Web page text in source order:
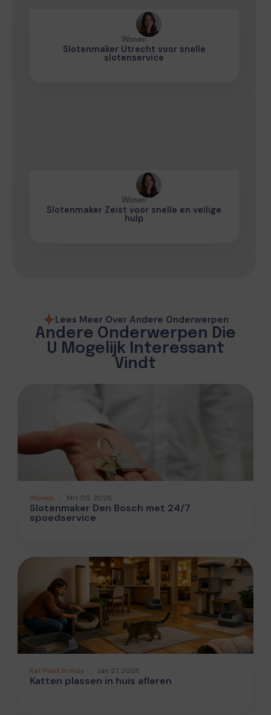
Wonen
Slotenmaker Utrecht voor snelle
slotenservice
Wonen
Slotenmaker Zeist voor snelle en veilige
hulp
Lees Meer Over Andere Onderwerpen
Andere Onderwerpen Die
U Mogelijk Interessant
Vindt
Wonen Mrt 05, 2026
Slotenmaker Den Bosch met 24/7
spoedservice
Kat Plast In Huis Jan 27, 2026
Katten plassen in huis afleren